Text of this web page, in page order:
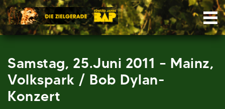
Skip
to
content
Samstag, 25.Juni 2011 – Mainz,
Volkspark / Bob Dylan-
Konzert